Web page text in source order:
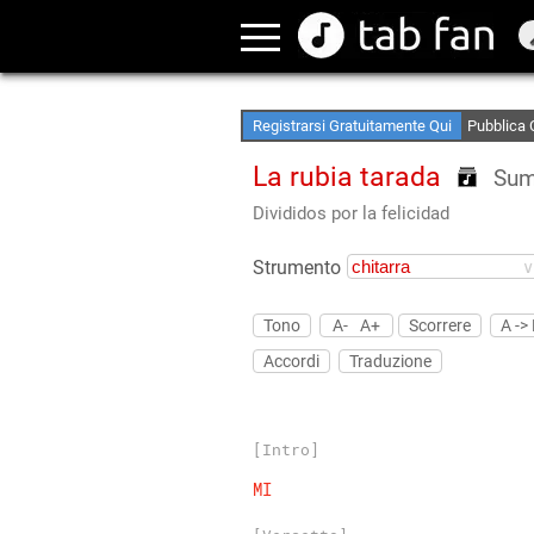
Registrarsi Gratuitamente Qui Pubblica
La rubia tarada
Divididos por la felicidad
Strumento
Tono A- A+ Scorrere A ->
Accordi
Traduzione
[Intro]
MI